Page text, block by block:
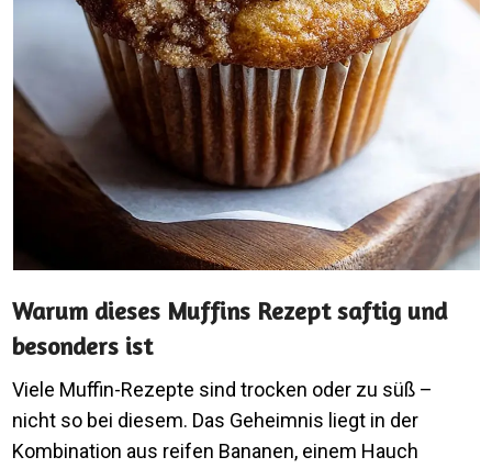
Warum dieses Muffins Rezept saftig und
besonders ist
Viele Muffin-Rezepte sind trocken oder zu süß –
nicht so bei diesem. Das Geheimnis liegt in der
Kombination aus reifen Bananen, einem Hauch